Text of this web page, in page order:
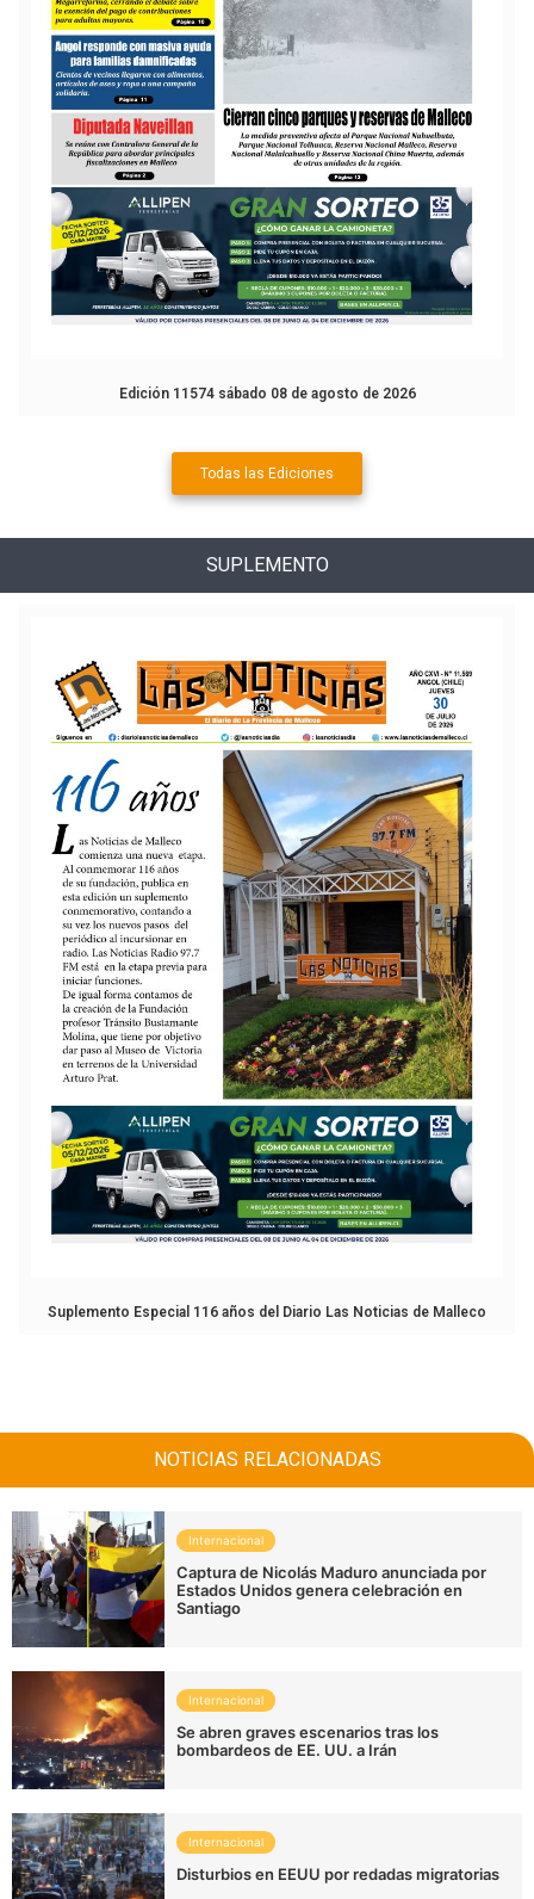
Edición 11574 sábado 08 de agosto de 2026
Todas las Ediciones
SUPLEMENTO
Suplemento Especial 116 años del Diario Las Noticias de Malleco
NOTICIAS RELACIONADAS
Internacional
Captura de Nicolás Maduro anunciada por
Estados Unidos genera celebración en
Santiago
Internacional
Se abren graves escenarios tras los
bombardeos de EE. UU. a Irán
Internacional
Disturbios en EEUU por redadas migratorias